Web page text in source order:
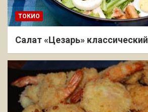
ТОКИО
Салат «Цезарь» классический